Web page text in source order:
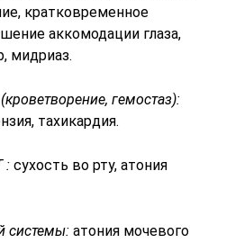
кратковременное
аккомодации глаза,
мидриаз.
гемостаз):
тахикардия.
: сухость во рту, атония
системы: атония мочевого